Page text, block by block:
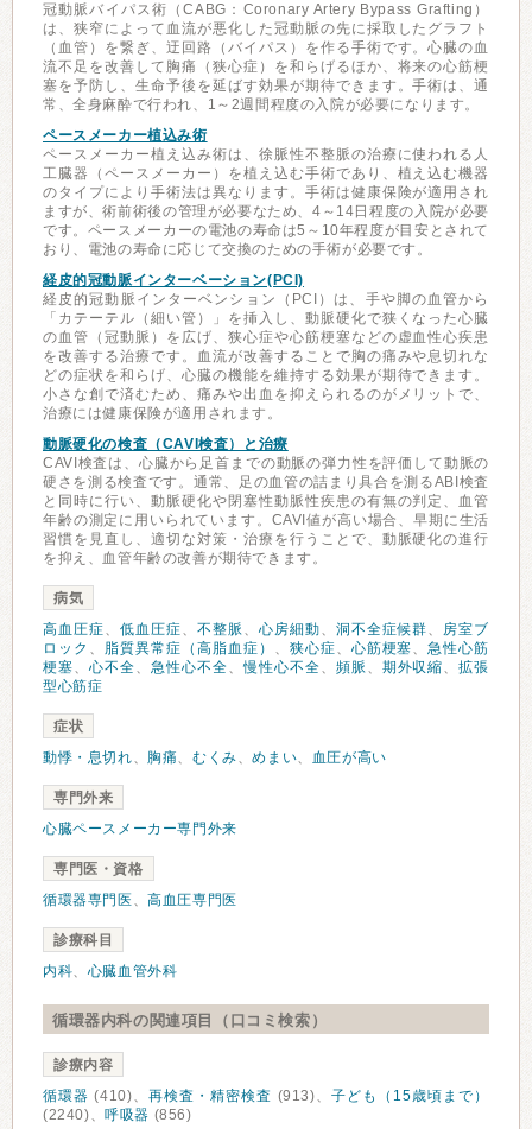
冠動脈バイパス術（CABG：Coronary Artery Bypass Grafting）
は、狭窄によって血流が悪化した冠動脈の先に採取したグラフト
（血管）を繋ぎ、迂回路（バイパス）を作る手術です。心臓の血
流不足を改善して胸痛（狭心症）を和らげるほか、将来の心筋梗
塞を予防し、生命予後を延ばす効果が期待できます。手術は、通
常、全身麻酔で行われ、1～2週間程度の入院が必要になります。
ペースメーカー植込み術
ペースメーカー植え込み術は、徐脈性不整脈の治療に使われる人
工臓器（ペースメーカー）を植え込む手術であり、植え込む機器
のタイプにより手術法は異なります。手術は健康保険が適用され
ますが、術前術後の管理が必要なため、4～14日程度の入院が必要
です。ペースメーカーの電池の寿命は5～10年程度が目安とされて
おり、電池の寿命に応じて交換のための手術が必要です。
経皮的冠動脈インターベーション(PCI)
経皮的冠動脈インターベンション（PCI）は、手や脚の血管から
「カテーテル（細い管）」を挿入し、動脈硬化で狭くなった心臓
の血管（冠動脈）を広げ、狭心症や心筋梗塞などの虚血性心疾患
を改善する治療です。血流が改善することで胸の痛みや息切れな
どの症状を和らげ、心臓の機能を維持する効果が期待できます。
小さな創で済むため、痛みや出血を抑えられるのがメリットで、
治療には健康保険が適用されます。
動脈硬化の検査（CAVI検査）と治療
CAVI検査は、心臓から足首までの動脈の弾力性を評価して動脈の
硬さを測る検査です。通常、足の血管の詰まり具合を測るABI検査
と同時に行い、動脈硬化や閉塞性動脈性疾患の有無の判定、血管
年齢の測定に用いられています。CAVI値が高い場合、早期に生活
習慣を見直し、適切な対策・治療を行うことで、動脈硬化の進行
を抑え、血管年齢の改善が期待できます。
病気
高血圧症、 低血圧症、 不整脈 、 心房細動、 洞不全症候群、 房室ブ
ロック 、 脂質異常症（高脂血症） 、 狭心症、 心筋梗塞、急性心筋
梗塞、 心不全、 急性心不全、慢性心不全、 頻脈 、 期外収縮、拡張
型心筋症
症状
動悸・息切れ、 胸痛、むくみ、めまい、 血圧が高い
専門外来
心臓ペースメーカー専門外来
専門医・資格
循環器専門医 、高血圧専門医
診療科目
内科、 心臓血管外科
循環器内科の関連項目（口コミ検索）
診療内容
循環器 (410)、 再検査・精密検査 (913)、子ども（15歳頃まで）
(2240)、呼吸器 (856)